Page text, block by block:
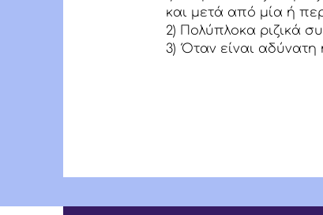
και μετά από μία ή
2) Πολύπλοκα ριζικά
3) Όταν είναι αδύνατη